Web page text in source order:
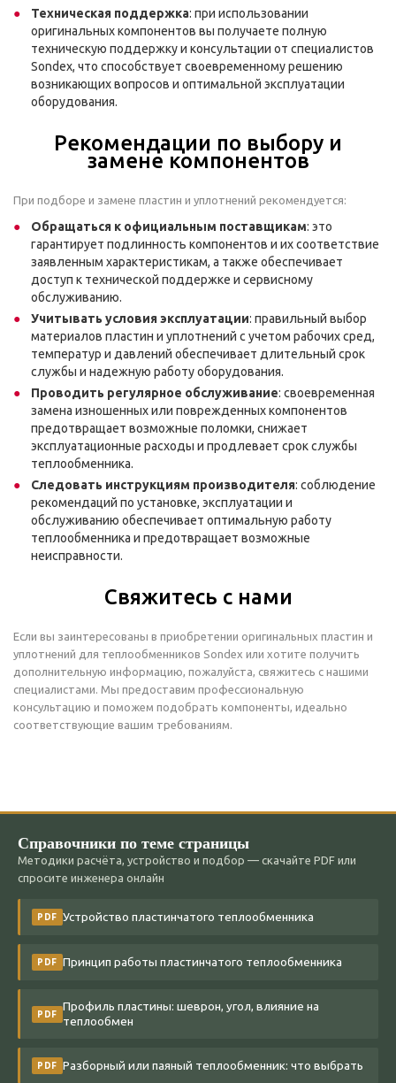
Техническая поддержка: при использовании
оригинальных компонентов вы получаете полную
техническую поддержку и консультации от специалистов
Sondex, что способствует своевременному решению
возникающих вопросов и оптимальной эксплуатации
оборудования.
Рекомендации по выбору и
замене компонентов
При подборе и замене пластин и уплотнений рекомендуется:
Обращаться к официальным поставщикам: это
гарантирует подлинность компонентов и их соответствие
заявленным характеристикам, а также обеспечивает
доступ к технической поддержке и сервисному
обслуживанию.
Учитывать условия эксплуатации: правильный выбор
материалов пластин и уплотнений с учетом рабочих сред,
температур и давлений обеспечивает длительный срок
службы и надежную работу оборудования.
Проводить регулярное обслуживание: своевременная
замена изношенных или поврежденных компонентов
предотвращает возможные поломки, снижает
эксплуатационные расходы и продлевает срок службы
теплообменника.
Следовать инструкциям производителя: соблюдение
рекомендаций по установке, эксплуатации и
обслуживанию обеспечивает оптимальную работу
теплообменника и предотвращает возможные
неисправности.
Свяжитесь с нами
Если вы заинтересованы в приобретении оригинальных пластин и
уплотнений для теплообменников Sondex или хотите получить
дополнительную информацию, пожалуйста, свяжитесь с нашими
специалистами. Мы предоставим профессиональную
консультацию и поможем подобрать компоненты, идеально
соответствующие вашим требованиям.
Справочники по теме страницы
Методики расчёта, устройство и подбор — скачайте PDF или
спросите инженера онлайн
PDF Устройство пластинчатого теплообменника
PDF Принцип работы пластинчатого теплообменника
PDF
Профиль пластины: шеврон, угол, влияние на
теплообмен
PDF Разборный или паяный теплообменник: что выбрать